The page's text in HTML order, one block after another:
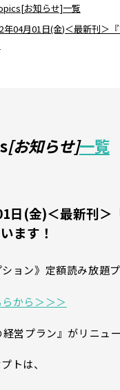
お知らせ]一覧
年04月01日(金)＜最新刊＞
[お知らせ]一覧
日(金)＜最新刊＞
ます！
ョン》定額読み放題
から＞＞＞
営プラン』がリニュ
トは、